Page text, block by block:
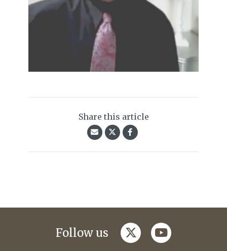
Share this article
Follow us twitteryoutube